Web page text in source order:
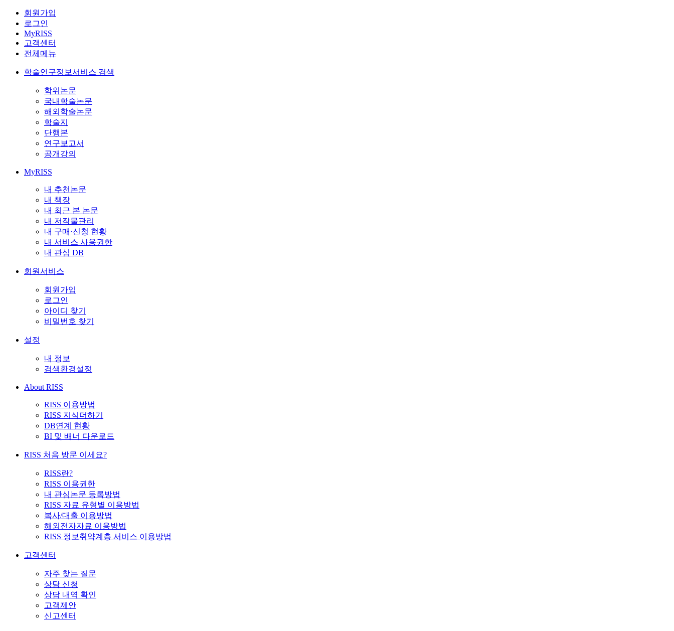
회원가입
로그인
MyRISS
고객센터
전체메뉴
학술연구정보서비스 검색
학위논문
국내학술논문
해외학술논문
학술지
단행본
연구보고서
공개강의
MyRISS
내 추천논문
내 책장
내 최근 본 논문
내 저작물관리
내 구매·신청 현황
내 서비스 사용권한
내 관심 DB
회원서비스
회원가입
로그인
아이디 찾기
비밀번호 찾기
설정
내 정보
검색환경설정
About RISS
RISS 이용방법
RISS 지식더하기
DB연계 현황
BI 및 배너 다운로드
RISS 처음 방문 이세요?
RISS란?
RISS 이용권한
내 관심논문 등록방법
RISS 자료 유형별 이용방법
복사/대출 이용방법
해외전자자료 이용방법
RISS 정보취약계층 서비스 이용방법
고객센터
자주 찾는 질문
상담 신청
상담 내역 확인
고객제안
신고센터